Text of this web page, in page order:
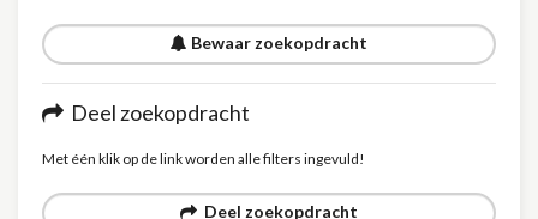
Bewaar zoekopdracht
Deel zoekopdracht
Met één klik op de link worden alle filters ingevuld!
Deel zoekopdracht